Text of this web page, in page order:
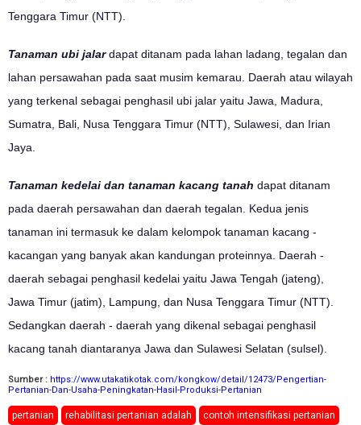
Tenggara Timur (NTT).
Tanaman ubi jalardapat ditanam pada lahan ladang, tegalan dan
lahan persawahan pada saat musim kemarau. Daerah atau wilayah
yang terkenal sebagai penghasil ubi jalar yaitu Jawa, Madura,
Sumatra, Bali, Nusa Tenggara Timur (NTT), Sulawesi, dan Irian
Jaya.
Tanaman kedelai dan tanaman kacang tanah dapat ditanam
pada daerah persawahan dan daerah tegalan. Kedua jenis
tanaman ini termasuk ke dalam kelompok tanaman kacang -
kacangan yang banyak akan kandungan proteinnya. Daerah -
daerah sebagai penghasil kedelai yaitu Jawa Tengah (jateng),
Jawa Timur (jatim), Lampung, dan Nusa Tenggara Timur (NTT).
Sedangkan daerah - daerah yang dikenal sebagai penghasil
kacang tanah diantaranya Jawa dan Sulawesi Selatan (sulsel).
Sumber : https://www.utakatikotak.com/kongkow/detail/12473/Pengertian-
Pertanian-Dan-Usaha-Peningkatan-Hasil-Produksi-Pertanian
pertanian rehabilitasi pertanian adalah contoh intensifikasi pertanian